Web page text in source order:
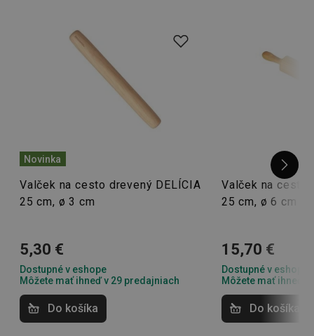
Novinka
Valček na cesto drevený DELÍCIA
25 cm, ø 3 cm
5,30 €
Dostupné v eshope
Môžete mať ihneď v 29 predajniach
Do košíka
Valček na cesto
25 cm, ø 6 cm
15,70 €
Dostupné v eshope
Môžete mať ihneď
Do košíka